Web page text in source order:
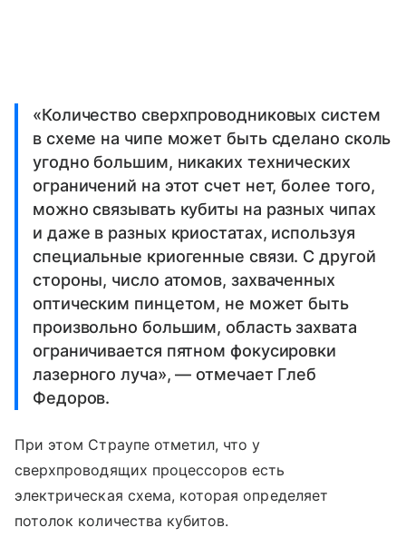
«Количество сверхпроводниковых систем
в схеме на чипе может быть сделано сколь
угодно большим, никаких технических
ограничений на этот счет нет, более того,
можно связывать кубиты на разных чипах
и даже в разных криостатах, используя
специальные криогенные связи. С другой
стороны, число атомов, захваченных
оптическим пинцетом, не может быть
произвольно большим, область захвата
ограничивается пятном фокусировки
лазерного луча», — отмечает Глеб
Федоров.
При этом Страупе отметил, что у
сверхпроводящих процессоров есть
электрическая схема, которая определяет
потолок количества кубитов.